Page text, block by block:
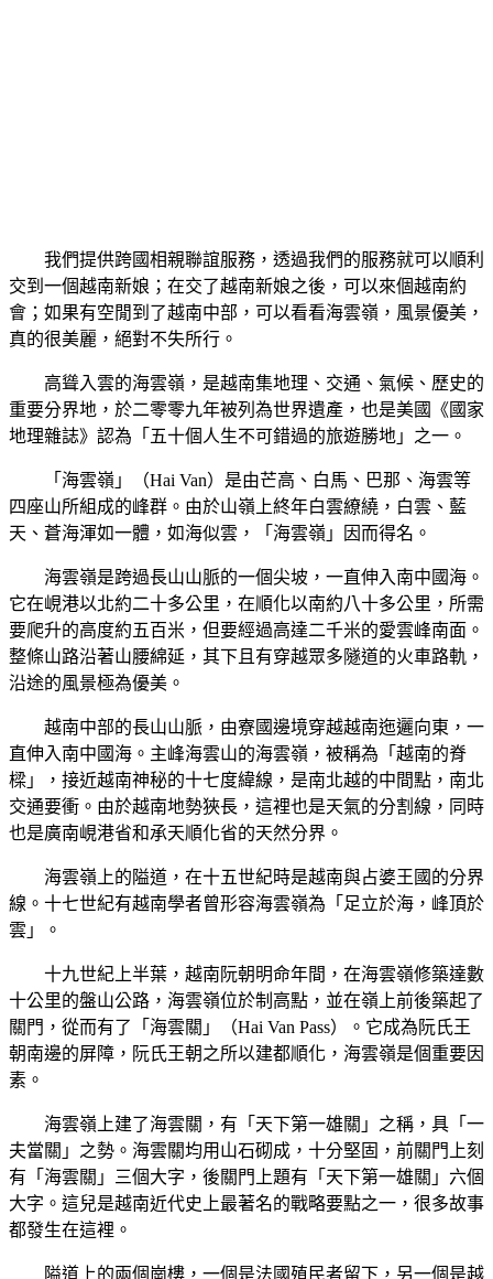
我們提供跨國相親聯誼服務，透過我們的服務就可以順利
交到一個越南新娘；在交了越南新娘之後，可以來個越南約
會；如果有空閒到了越南中部，可以看看海雲嶺，風景優美，
真的很美麗，絕對不失所行。
高聳入雲的海雲嶺，是越南集地理、交通、氣候、歷史的
重要分界地，於二零零九年被列為世界遺產，也是美國《國家
地理雜誌》認為「五十個人生不可錯過的旅遊勝地」之一。
「海雲嶺」（Hai Van）是由芒高、白馬、巴那、海雲等
四座山所組成的峰群。由於山嶺上終年白雲繚繞，白雲、藍
天、蒼海渾如一體，如海似雲，「海雲嶺」因而得名。
海雲嶺是跨過長山山脈的一個尖坡，一直伸入南中國海。
它在峴港以北約二十多公里，在順化以南約八十多公里，所需
要爬升的高度約五百米，但要經過高達二千米的愛雲峰南面。
整條山路沿著山腰綿延，其下且有穿越眾多隧道的火車路軌，
沿途的風景極為優美。
越南中部的長山山脈，由寮國邊境穿越越南迤邐向東，一
直伸入南中國海。主峰海雲山的海雲嶺，被稱為「越南的脊
樑」，接近越南神秘的十七度緯線，是南北越的中間點，南北
交通要衝。由於越南地勢狹長，這裡也是天氣的分割線，同時
也是廣南峴港省和承天順化省的天然分界。
海雲嶺上的隘道，在十五世紀時是越南與占婆王國的分界
線。十七世紀有越南學者曾形容海雲嶺為「足立於海，峰頂於
雲」。
十九世紀上半葉，越南阮朝明命年間，在海雲嶺修築達數
十公里的盤山公路，海雲嶺位於制高點，並在嶺上前後築起了
關門，從而有了「海雲關」（Hai Van Pass）。它成為阮氏王
朝南邊的屏障，阮氏王朝之所以建都順化，海雲嶺是個重要因
素。
海雲嶺上建了海雲關，有「天下第一雄關」之稱，具「一
夫當關」之勢。海雲關均用山石砌成，十分堅固，前關門上刻
有「海雲關」三個大字，後關門上題有「天下第一雄關」六個
大字。這兒是越南近代史上最著名的戰略要點之一，很多故事
都發生在這裡。
隘道上的兩個崗樓，一個是法國殖民者留下，另一個是越